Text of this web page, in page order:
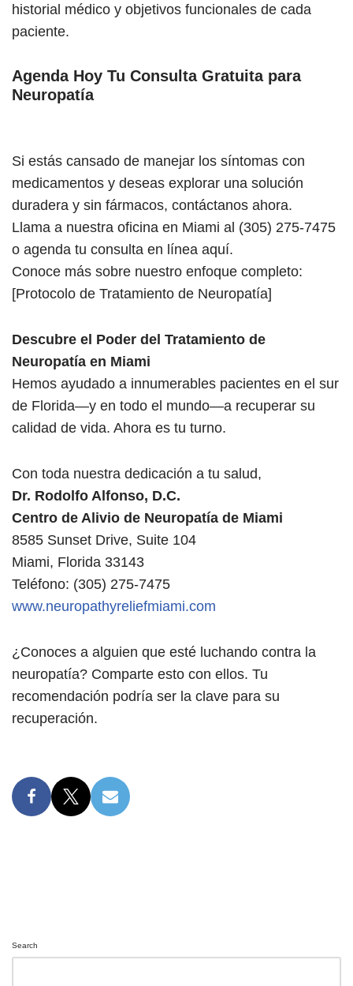
historial médico y objetivos funcionales de cada
paciente.
Agenda Hoy Tu Consulta Gratuita para
Neuropatía
Si estás cansado de manejar los síntomas con
medicamentos y deseas explorar una solución
duradera y sin fármacos, contáctanos ahora.
Llama a nuestra oficina en Miami al (305) 275-7475
o agenda tu consulta en línea aquí.
Conoce más sobre nuestro enfoque completo:
[Protocolo de Tratamiento de Neuropatía]
Descubre el Poder del Tratamiento de
Neuropatía en Miami
Hemos ayudado a innumerables pacientes en el sur
de Florida—y en todo el mundo—a recuperar su
calidad de vida. Ahora es tu turno.
Con toda nuestra dedicación a tu salud,
Dr. Rodolfo Alfonso, D.C.
Centro de Alivio de Neuropatía de Miami
8585 Sunset Drive, Suite 104
Miami, Florida 33143
Teléfono: (305) 275-7475
www.neuropathyreliefmiami.com
¿Conoces a alguien que esté luchando contra la
neuropatía? Comparte esto con ellos. Tu
recomendación podría ser la clave para su
recuperación.
Search